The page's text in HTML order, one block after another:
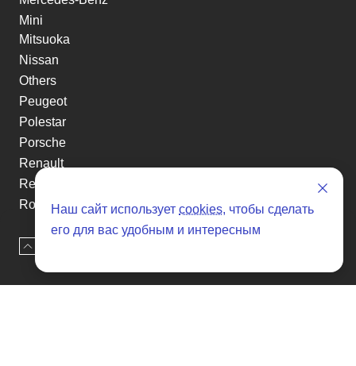
Mini
Mitsuoka
Nissan
Others
Peugeot
Polestar
Porsche
Renault
Renault-KoreaSamsung
Rolls-Royce
Smart
Ssangyong
Subaru
Suzuki
Наш сайт использует cookies, чтобы сделать
его для вас удобным и интересным